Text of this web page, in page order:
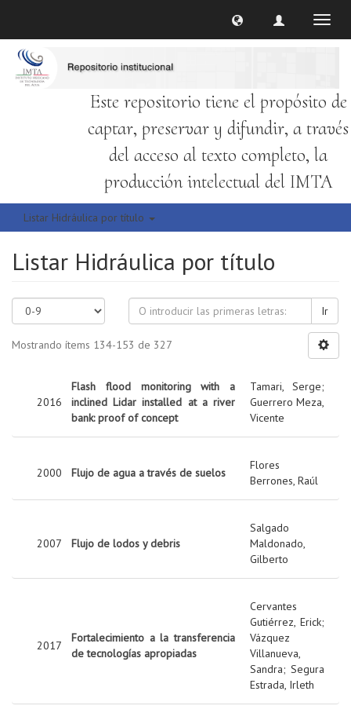
Este repositorio tiene el propósito de
captar, preservar y difundir, a través
del acceso al texto completo, la
producción intelectual del IMTA
Listar Hidráulica por título
Listar Hidráulica por título
Ir
Mostrando ítems 134-153 de 327
2016
Flash flood monitoring with a
inclined Lidar installed at a river
bank: proof of concept
Tamari, Serge;
Guerrero Meza,
Vicente
2000 Flujo de agua a través de suelos
Flores
Berrones, Raúl
2007 Flujo de lodos y debris
Salgado
Maldonado,
Gilberto
2017
Fortalecimiento a la transferencia
de tecnologías apropiadas
Cervantes
Gutiérrez, Erick;
Vázquez
Villanueva,
Sandra; Segura
Estrada, Irleth